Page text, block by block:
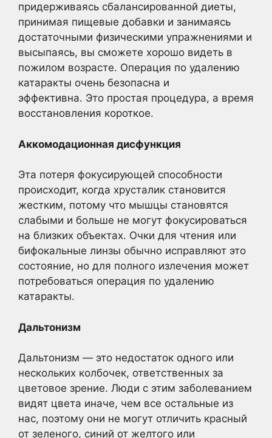
придерживаясь сбалансированной диеты,
принимая пищевые добавки и занимаясь
достаточными физическими упражнениями и
высыпаясь, вы сможете хорошо видеть в
пожилом возрасте. Операция по удалению
катаракты очень безопасна и
эффективна. Это простая процедура, а время
восстановления короткое.
Аккомодационная дисфункция
Эта потеря фокусирующей способности
происходит, когда хрусталик становится
жестким, потому что мышцы становятся
слабыми и больше не могут фокусироваться
на близких объектах. Очки для чтения или
бифокальные линзы обычно исправляют это
состояние, но для полного излечения может
потребоваться операция по удалению
катаракты.
Дальтонизм
Дальтонизм — это недостаток одного или
нескольких колбочек, ответственных за
цветовое зрение. Люди с этим заболеванием
видят цвета иначе, чем все остальные из
нас, поэтому они не могут отличить красный
от зеленого, синий от желтого или